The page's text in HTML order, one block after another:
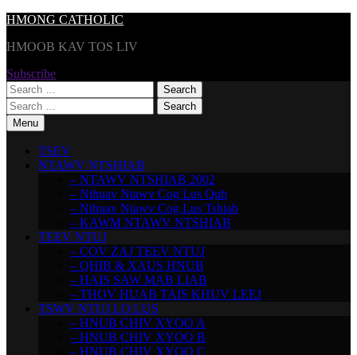
Skip
content
HMONG CATHOLIC
HMOOB KAV TOS LIV
Subscribe
Search
for:
Search
for:Menu
TSEV
NTAWV NTSHIAB
– NTAWV NTSHIAB 2002
– Nthuav Ntawv Cog Lus Qub
– Nthuav Ntawv Cog Lus Tshiab
– KAWM NTAWV NTSHIAB
TEEV NTUJ
– COV ZAJ TEEV NTUJ
– QHIB & XAUS HNUB
– HAIS SAW MAB LIAB
– THOV HUAB TAIS KHUV LEEJ
TSWV NTUJ LO LUS
– HNUB CHIV XYOO A
– HNUB CHIV XYOO B
– HNUB CHIV XYOO C